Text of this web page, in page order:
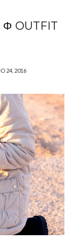
OUTFIT
24, 2016